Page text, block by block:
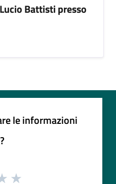
Battisti presso
le informazioni